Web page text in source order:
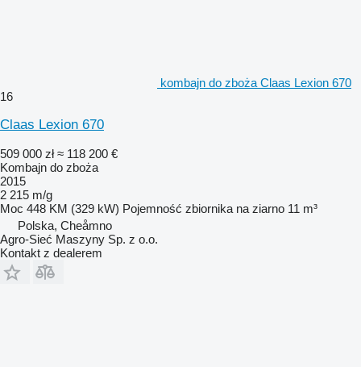
kombajn do zboża Claas Lexion 670
16
Claas Lexion 670
509 000 zł ≈ 118 200 €
Kombajn do zboża
2015
2 215 m/g
Moc 448 KM (329 kW) Pojemność zbiornika na ziarno 11 m³
Polska, Cheåmno
Agro-Sieć Maszyny Sp. z o.o.
Kontakt z dealerem